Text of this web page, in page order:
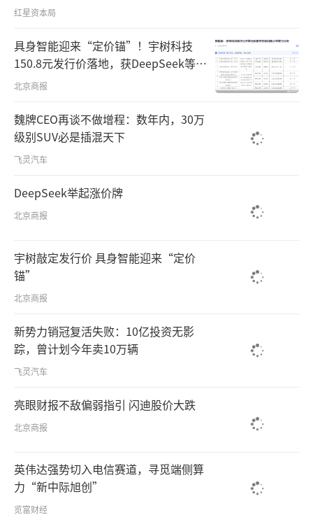
红星资本局
具身智能迎来“定价锚”！宇树科技
150.8元发行价落地，获DeepSeek等豪
华战配加持
北京商报
魏牌CEO再谈不做增程：数年内，30万
级别SUV必是插混天下
飞灵汽车
DeepSeek举起涨价牌
北京商报
宇树敲定发行价 具身智能迎来“定价
锚”
北京商报
新势力销冠复活失败：10亿投资无影
踪，曾计划今年卖10万辆
飞灵汽车
亮眼财报不敌偏弱指引 闪迪股价大跌
北京商报
英伟达强势切入电信赛道，寻觅端侧算
力“新中际旭创”
览富财经